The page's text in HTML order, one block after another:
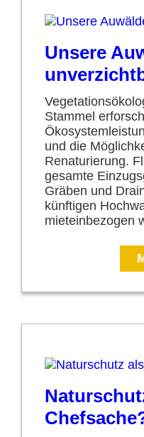
Unsere
Stammel
und die
Renaturierung.
gesamte
Gräben und
künftigen
mieteinbezogen